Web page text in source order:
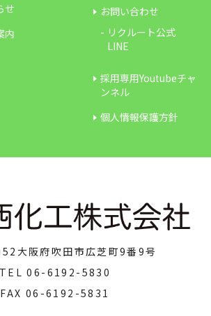
せ
内
お問い合わせ
リクルート公式
LINE
採用専用Youtubeチャ
ンネル
個人情報保護方針
大阪府吹田市広芝町9番9号
TEL06-6192-5830
FAX 06-6192-5831